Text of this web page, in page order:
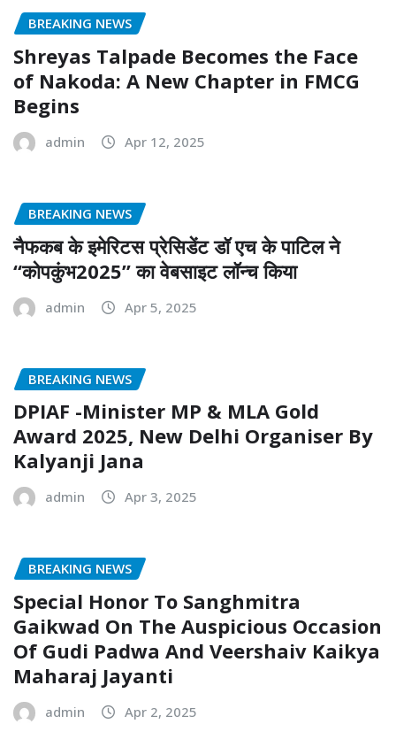
BREAKING NEWS
Shreyas Talpade Becomes the Face
of Nakoda: A New Chapter in FMCG
Begins
admin Apr 12, 2025
BREAKING NEWS
नैफकब के इमेरिटस प्रेसिडेंट डॉ एच के पाटिल ने
“कोपकुंभ2025” का वेबसाइट लॉन्च किया
admin Apr 5, 2025
BREAKING NEWS
DPIAF -Minister MP & MLA Gold
Award 2025, New Delhi Organiser By
Kalyanji Jana
admin Apr 3, 2025
BREAKING NEWS
Special Honor To Sanghmitra
Gaikwad On The Auspicious Occasion
Of Gudi Padwa And Veershaiv Kaikya
Maharaj Jayanti
admin Apr 2, 2025